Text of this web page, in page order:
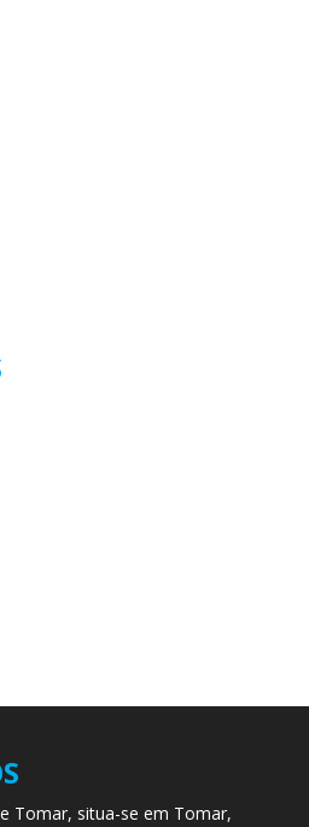
Tomar, situa-se em Tomar,